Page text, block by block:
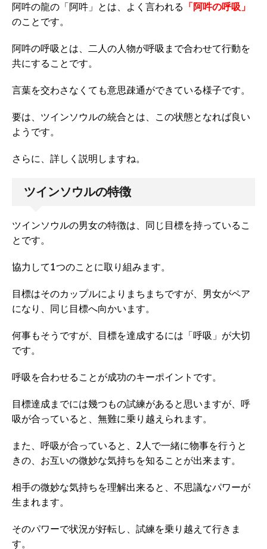
阿吽の龍の「阿吽」とは、よく言われる 「阿吽の呼吸」
のことです。
阿吽の呼吸とは、二人の人物が呼吸まで合わせて行動を
共にすることです。
言葉を交わさなくても意思疎通ができている様子です。
要は、ツインソウルの統合とは、この状態となれば良い
ようです。
さらに、詳しく説明しますね。
ツインソウルの特徴
ツインソウルの男女の特徴は、同じ目標を持っているこ
とです。
協力して1つのことに取り組みます。
目標はそのカップルによりまちまちですが、男女がペア
になり、同じ目標へ向かいます。
何事もそうですが、目標を達成するには「呼吸」が大切
です。
呼吸を合わせることが成功のキーポイントです。
目標達成までには幾つもの試練があると思いますが、呼
吸が合っていると、無難に乗り越えられます。
また、呼吸が合っていると、2人で一緒に物事を行うと
きの、お互いの微妙な気持ちを知ることが出来ます。
相手の微妙な気持ちを理解出来ると、不思議なパワーが
生まれます。
そのパワーで状況が好転し、試練を乗り越えて行きま
す。